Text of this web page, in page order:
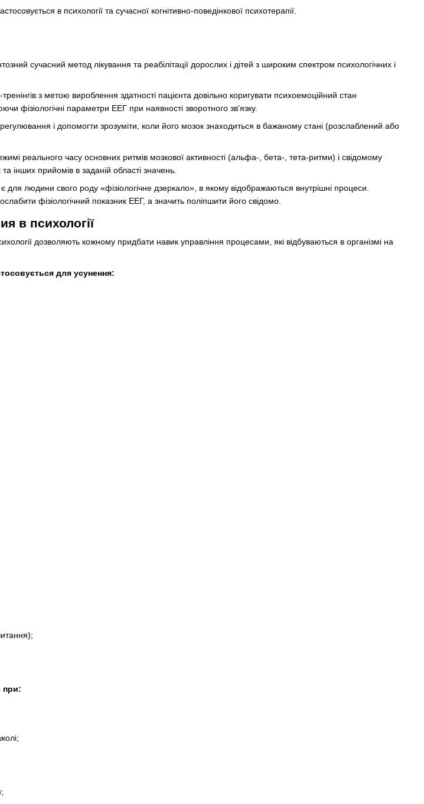
в психології та сучасної когнітивно-поведінкової психотерапії.
сучасний метод лікування та реабілітації дорослих і дітей з широким спектром психологічних і
з метою вироблення здатності пацієнта довільно коригувати психоемоційний стан
фізіологічні параметри ЕЕГ при наявності зворотного зв'язку.
і допомогти зрозуміти, коли його мозок знаходиться в бажаному стані (розслаблений або
реального часу основних ритмів мозкової активності (альфа-, бета-, тета-ритми) і свідомому
інших прийомів в заданій області значень.
людини свого роду «фізіологічне дзеркало», в якому відображаються внутрішні процеси.
фізіологічний показник ЕЕГ, а значить поліпшити його свідомо.
в психології
дозволяють кожному придбати навик управління процесами, які відбуваються в організмі на
для усунення:
при: